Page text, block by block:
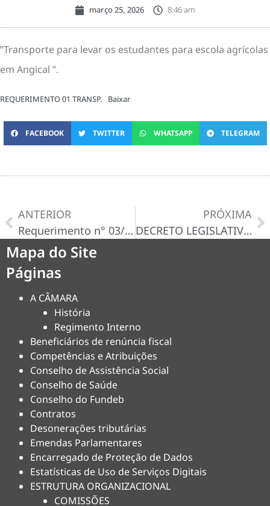
março 25, 2026 8:46 am
”Transporte para levar os estudantes para escola agrícolas
em Angical ”.
REQUERIMENTO 01 TRANSP. Baixar
FACEBOOK TWITTER WHATSAPP TELEGRAM
ANTERIOR
Requerimento n° 03/2026
PRÓXIMA
DECRETO LEGISLATIVO Nº 02 DE 01 DE ABRIL DE 2026
Mapa do Site
Páginas
A CÂMARA
História
Regimento Interno
Beneficiários de renúncia fiscal
Competências e Atribuições
Conselho de Assistência Social
Conselho de Saúde
Conselho do Fundeb
Contratos
Desonerações tributárias
Emendas Parlamentares
Encarregado de Proteção de Dados
Estatísticas de Uso de Serviços Digitais
ESTRUTURA ORGANIZACIONAL
COMISSÕES